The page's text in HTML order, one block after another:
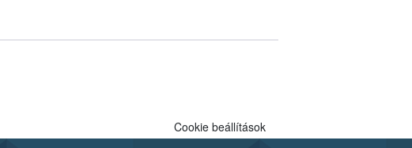
Cookie beállítások